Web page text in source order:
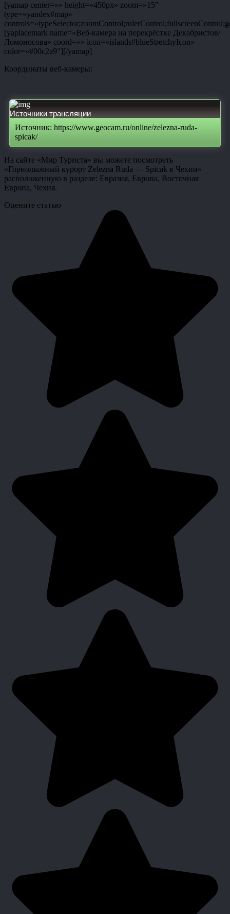
[yamap center=»» height=»450px» zoom=»15″
type=»yandex#map»
[yaplacemark name=»Веб-камера на перекрёстке Декабристов/
Ломоносова» coord=»» icon=»islands#blueStretchyIcon»
color=»#00c2a9″][/yamap]
Координаты веб-камеры:
Источники трансляции
Источник: https://www.geocam.ru/online/zelezna-ruda-
spicak/
На сайте «Мир Туриста» вы можете посмотреть
«Горнолыжный курорт Zelezna Ruda — Spicak в Чехии»
расположенную в разделе: Евразия, Европа, Восточная
Европа, Чехия.
Оцените статью